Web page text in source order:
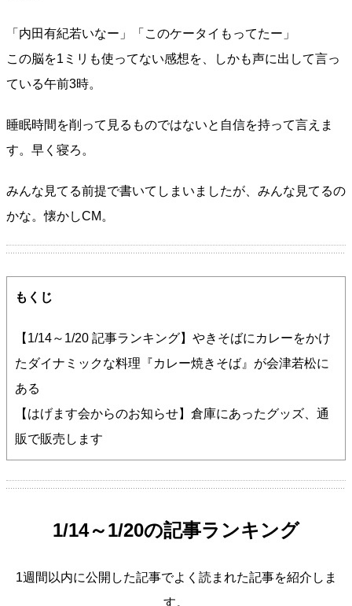
「内田有紀若いなー」「このケータイもってたー」
この脳を1ミリも使ってない感想を、しかも声に出して言っ
ている午前3時。
睡眠時間を削って見るものではないと自信を持って言えま
す。早く寝ろ。
みんな見てる前提で書いてしまいましたが、みんな見てるの
かな。懐かしCM。
もくじ
【1/14～1/20 記事ランキング】やきそばにカレーをかけ
たダイナミックな料理『カレー焼きそば』が会津若松に
ある
【はげます会からのお知らせ】倉庫にあったグッズ、通
販で販売します
1/14～1/20の記事ランキング
1週間以内に公開した記事でよく読まれた記事を紹介しま
す。